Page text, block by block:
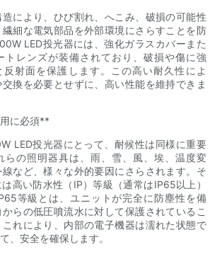
により、ひび割れ、へこみ、破損の可能性
細な電気部品を外部環境にさらすことを防
LED投光器には、強化ガラスカバーまた
トレンズが装備されており、破損や傷に強
反射面を保護します。この高い耐久性によ
換を必要とせずに、高い性能を維持できま
に必須**
LED投光器にとって、耐候性は同様に重要
らの照明器具は、雨、雪、風、埃、温度変
など、様々な外的要因にさらされます。そ
高い防水性（IP）等級（通常はIP65以上）
等級とは、ユニットが完全に防塵性を備
らの低圧噴流水に対して保護されているこ
れにより、内部の電子機器は濡れた状態で
、安全を確保します。